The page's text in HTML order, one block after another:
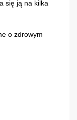
się ją na kilka
o zdrowym